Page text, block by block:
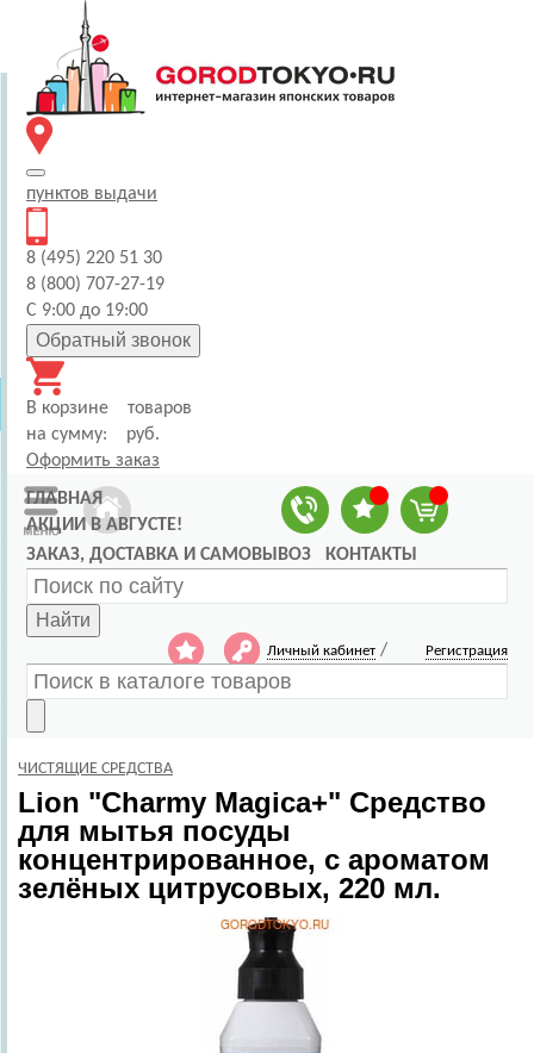
пунктов выдачи
8 (495) 220 51 30
8 (800) 707-27-19
С 9:00 до 19:00
Обратный звонок
В корзине
товаров
на сумму:
руб.
Оформить заказ
ГЛАВНАЯ
АКЦИИ В АВГУСТЕ!
ЗАКАЗ, ДОСТАВКА И САМОВЫВОЗ
КОНТАКТЫ
Найти
Личный кабинет / Регистрация
ЧИСТЯЩИЕ СРЕДСТВА
Lion "Charmy Magica+" Средство
для мытья посуды
концентрированное, с ароматом
зелёных цитрусовых, 220 мл.